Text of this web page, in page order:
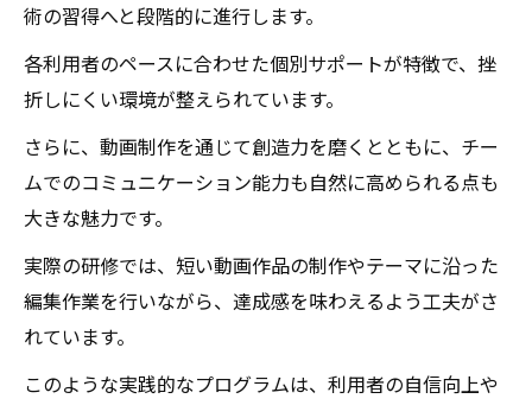
術の習得へと段階的に進行します。
各利用者のペースに合わせた個別サポートが特徴で、挫
折しにくい環境が整えられています。
さらに、動画制作を通じて創造力を磨くとともに、チー
ムでのコミュニケーション能力も自然に高められる点も
大きな魅力です。
実際の研修では、短い動画作品の制作やテーマに沿った
編集作業を行いながら、達成感を味わえるよう工夫がさ
れています。
このような実践的なプログラムは、利用者の自信向上や